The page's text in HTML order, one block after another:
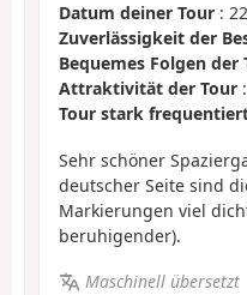
Datum deiner Tour :
Zuverlässigkeit der
Bequemes Folgen der
Attraktivität der Tour
Tour stark
Sehr schöner
deutscher Seite sind
Markierungen viel
beruhigender).
Maschinell übersetzt